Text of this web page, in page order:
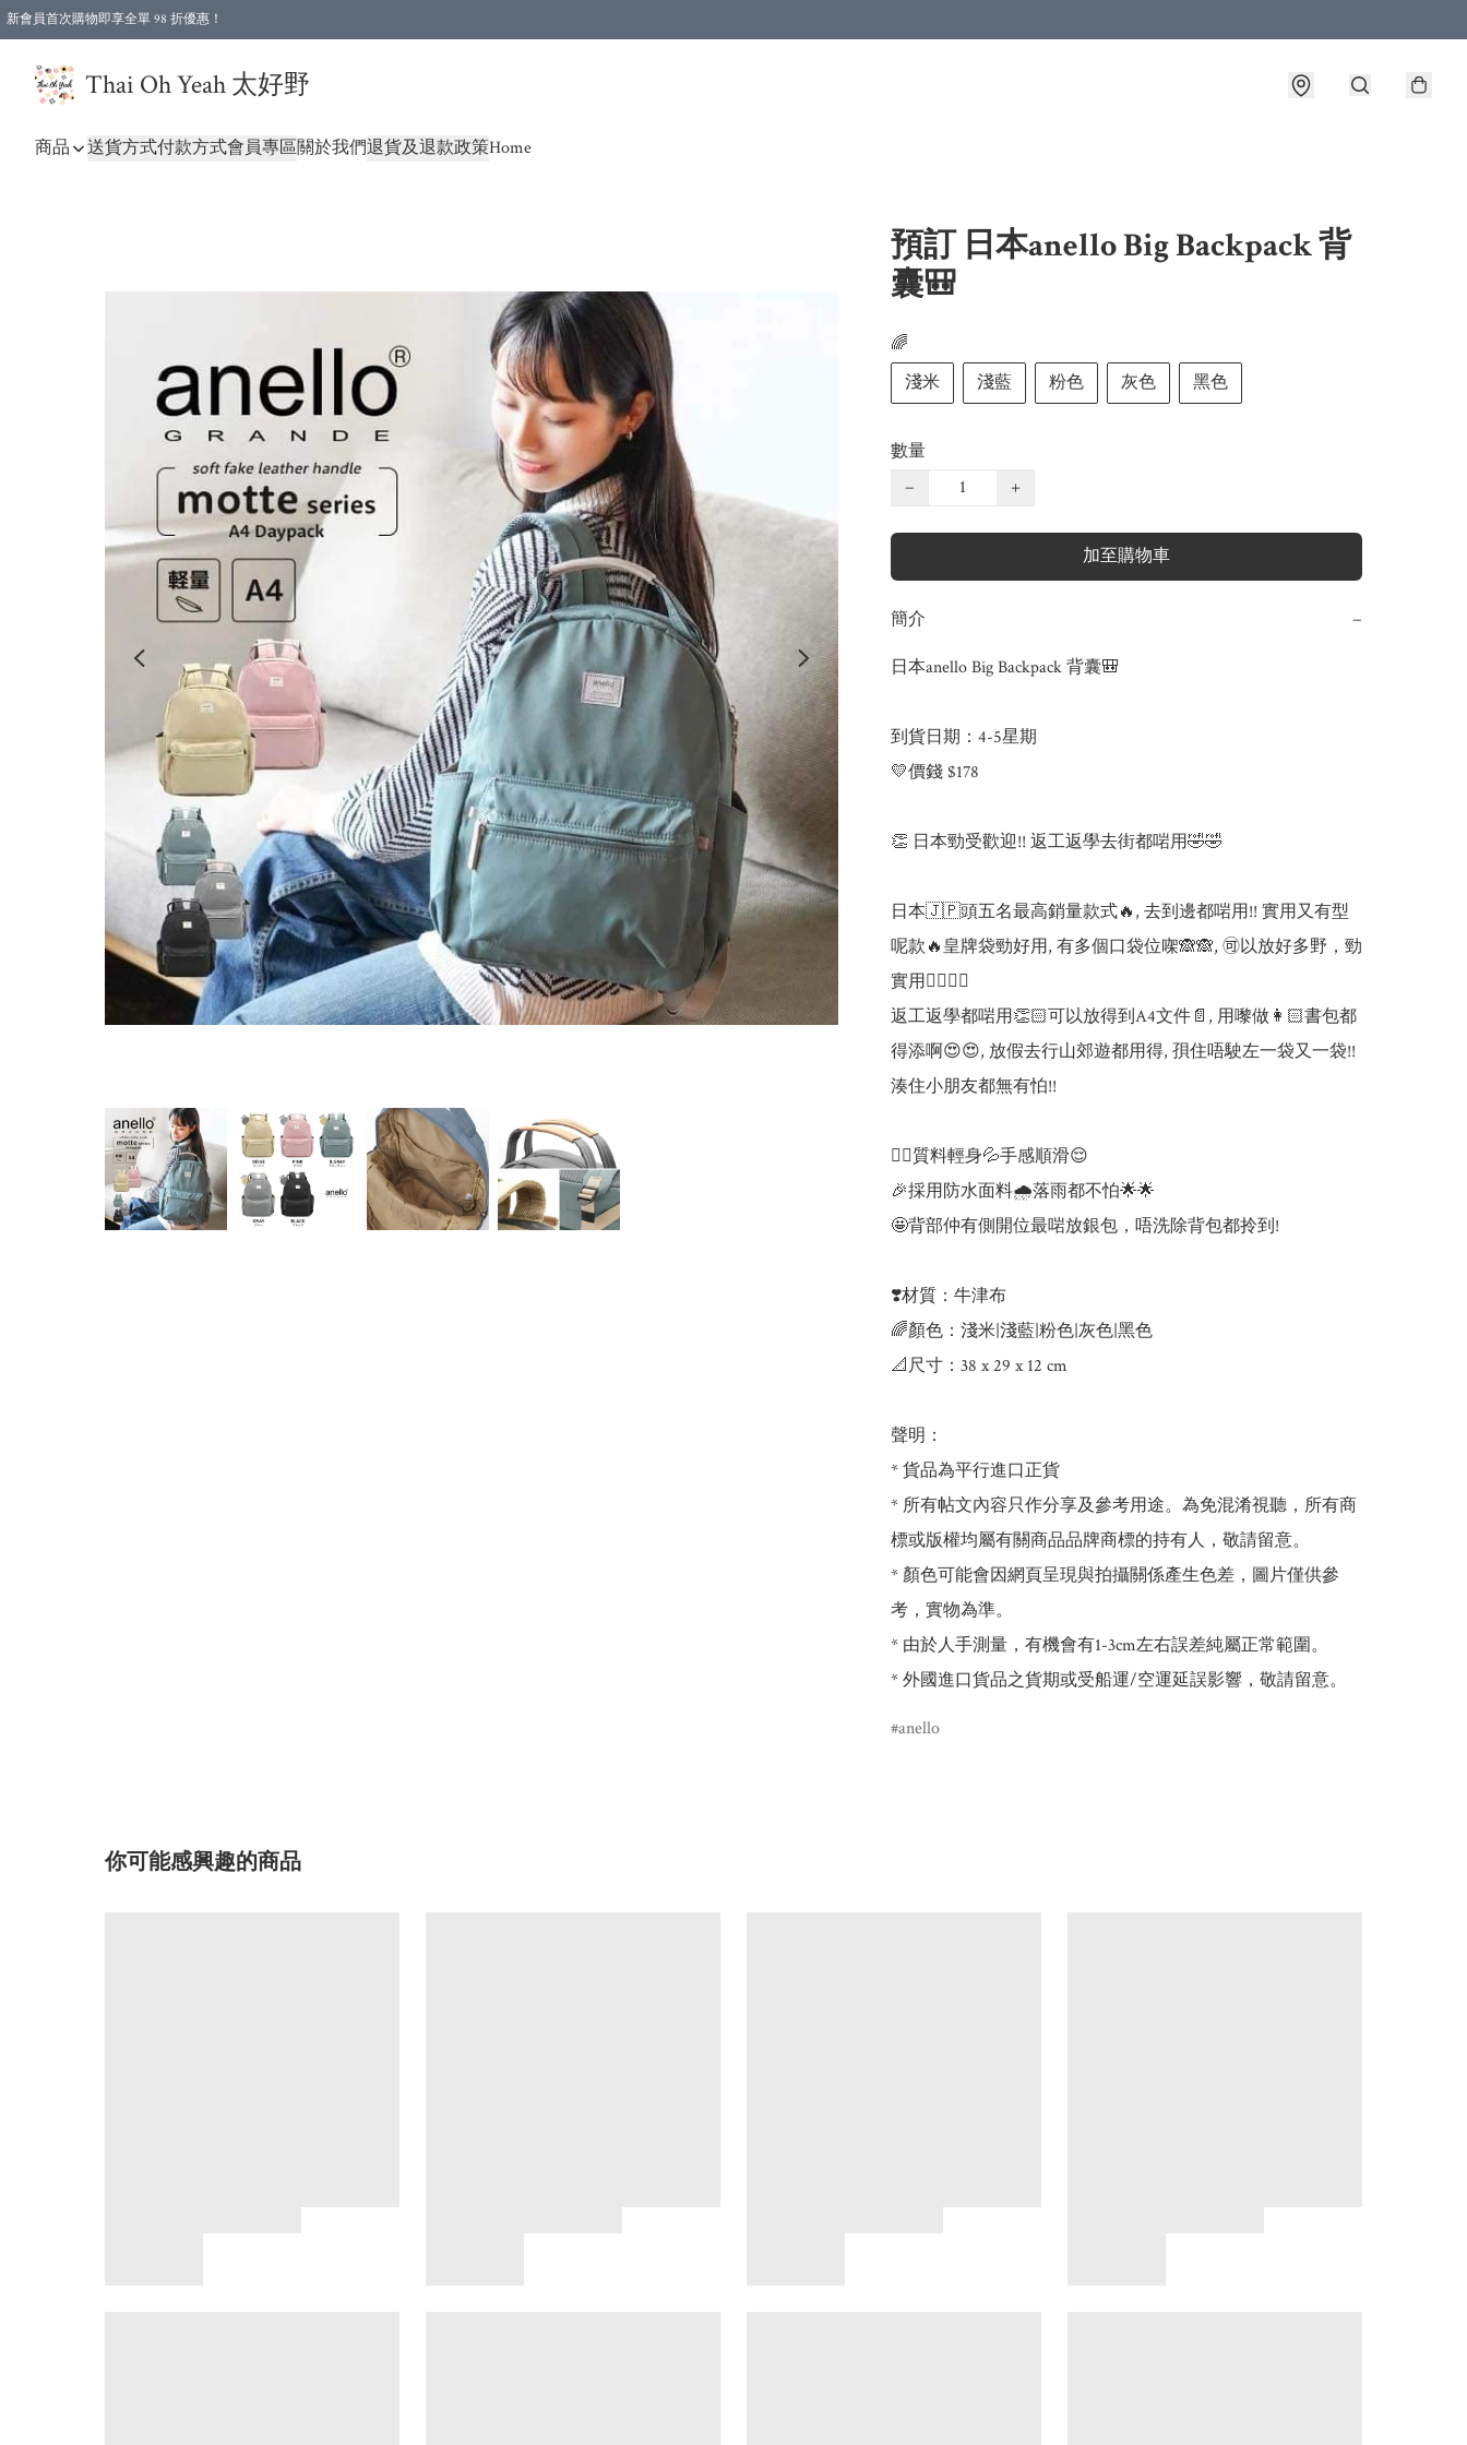
新會員首次購物即享全單 98 折優惠！
Thai Oh Yeah 太好野
商品 送貨方式付款方式會員專區關於我們退貨及退款政策Home
預訂 日本anello Big Backpack 背
囊🎒
🌈
淺米
淺藍 粉色 灰色 黑色
數量
−
+
加至購物車
簡介 −
日本anello Big Backpack 背囊🎒
到貨日期：4-5星期
💛價錢 $178
👏 日本勁受歡迎!! 返工返學去街都啱用🤣🤣
日本🇯🇵頭五名最高銷量款式🔥, 去到邊都啱用!! 實用又有型
呢款🔥皇牌袋勁好用, 有多個口袋位㗎🙈🙈, 🉑️以放好多野，勁
實用👍🏻👍🏻
返工返學都啱用👏🏻可以放得到A4文件📄, 用嚟做👩🏻書包都
得添啊😍😍, 放假去行山郊遊都用得, 孭住唔駛左一袋又一袋!!
湊住小朋友都無有怕!!
👍🏻質料輕身💦手感順滑😌
🎉採用防水面料🌧落雨都不怕🌟🌟
🤩背部仲有側開位最啱放銀包，唔洗除背包都拎到!
❣️材質：牛津布
🌈顏色：淺米|淺藍|粉色|灰色|黑色
📐尺寸：38 x 29 x 12 cm
聲明：
* 貨品為平行進口正貨
* 所有帖文內容只作分享及參考用途。為免混淆視聽，所有商
標或版權均屬有關商品品牌商標的持有人，敬請留意。
* 顏色可能會因網頁呈現與拍攝關係產生色差，圖片僅供參
考，實物為準。
* 由於人手測量，有機會有1-3cm左右誤差純屬正常範圍。
* 外國進口貨品之貨期或受船運/空運延誤影響，敬請留意。
anello
你可能感興趣的商品